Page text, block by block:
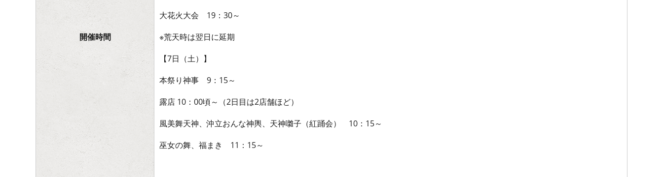
開催時間
大花火大会 19：30～
※荒天時は翌日に延期
【7日（土）】
本祭り神事 9：15～
露店 10：00頃～（2日目は2店舗ほど）
風美舞天神、沖立おんな神輿、天神囃子（紅踊会） 10：15～
巫女の舞、福まき 11：15～